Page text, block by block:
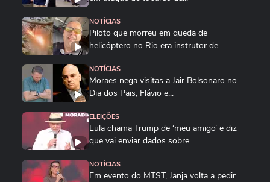
NOTÍCIAS
Piloto que morreu em queda de
helicóptero no Rio era instrutor de...
NOTÍCIAS
Moraes nega visitas a Jair Bolsonaro no
Dia dos Pais; Flávio e...
ELEIÇÕES
Lula chama Trump de ‘meu amigo’ e diz
que vai enviar dados sobre...
NOTÍCIAS
Em evento do MTST, Janja volta a pedir